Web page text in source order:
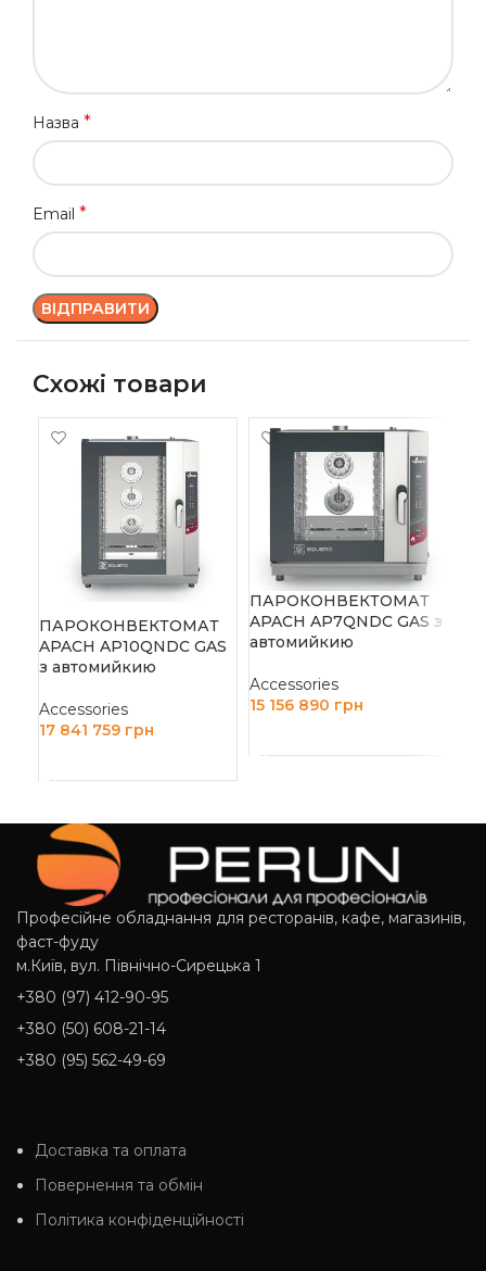
Назва *
Email *
Схожі товари
ПАРОКОНВЕКТОМАТ
APACH AP10QNDC GAS
з автомийкию
Accessories
17 841 759 грн
ПАРОКОНВЕКТОМАТ
APACH AP7QNDC GAS з
автомийкию
Accessories
15 156 890 грн
Професійне обладнання для ресторанів, кафе, магазинів,
фаст-фуду
м.Київ, вул. Північно-Сирецька 1
+380 (97) 412-90-95
+380 (50) 608-21-14
+380 (95) 562-49-69
Доставка та оплата
Повернення та обмін
Політика конфіденційності